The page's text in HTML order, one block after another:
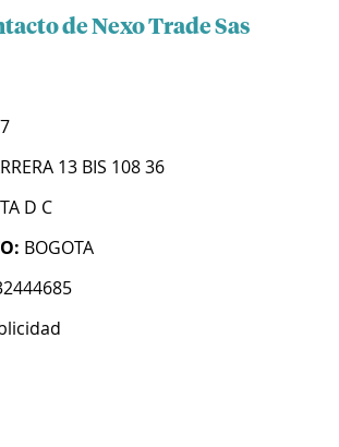
de Nexo Trade Sas
13 BIS 108 36
D C
BOGOTA